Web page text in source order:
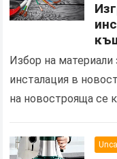
Избор на материали
инсталация в
на новострояща се
основно